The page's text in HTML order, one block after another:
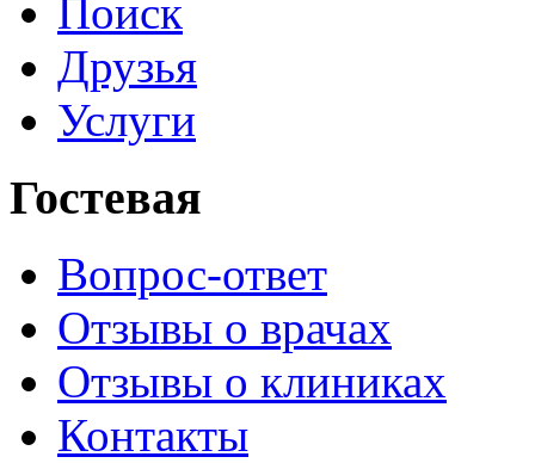
Поиск
Друзья
Услуги
Гостевая
Вопрос-ответ
Отзывы о врачах
Отзывы о клиниках
Контакты